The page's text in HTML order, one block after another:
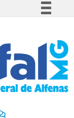
informação